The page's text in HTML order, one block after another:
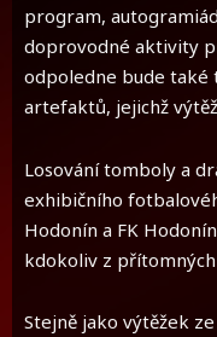
program,
doprovodné aktivity
odpoledne bude také
artefaktů, jejichž
Losování tomboly a
exhibičního
Hodonín a FK
kdokoliv z
Stejně jako výtěžek